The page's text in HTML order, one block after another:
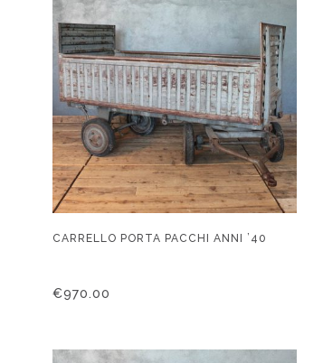
CARRELLO PORTA PACCHI ANNI ’40
€970.00